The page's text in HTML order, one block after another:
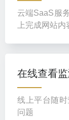
云端SaaS服
上完成网站内
在线查看
线上平台随
问题